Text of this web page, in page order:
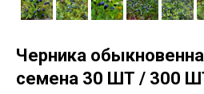
Черника
семена 30 ШТ / 300